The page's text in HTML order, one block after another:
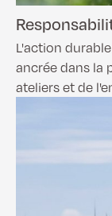
L'action
ancrée dans la
ateliers et de